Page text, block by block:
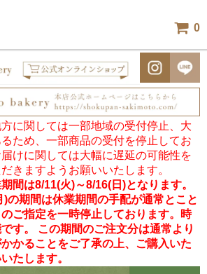
0
に関しては一部地域の受付停止、大
ため、一部商品の受付を停止してお
けに関しては大幅に遅延の可能性を
きますようお願いいたします。
間は8/11(火)～8/16(日)となります。
)の期間は休業期間の手配が通常とこと
ご指定を一時停止しております。時
す。 この期間のご注文分は通常より
かることをご了承の上、ご購入いた
たします。